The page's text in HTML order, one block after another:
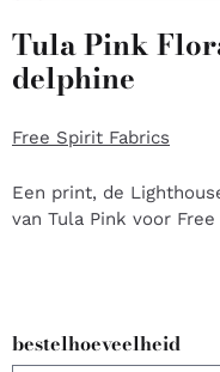
Tula Pink
delphine
Free Spirit Fabrics
Een print, de
van Tula Pink voor
bestelhoeveelheid